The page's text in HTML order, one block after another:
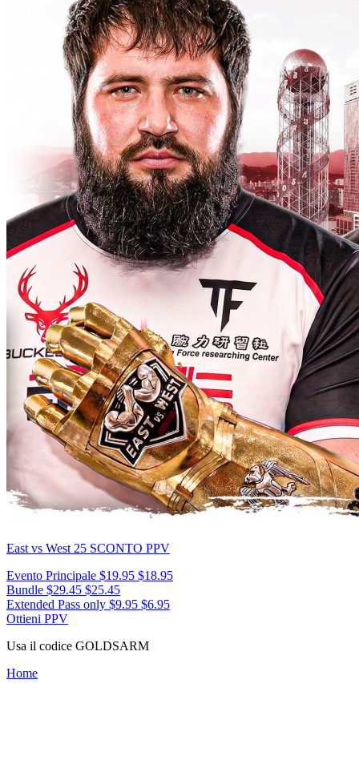
East vs West 25 SCONTO PPV
Evento Principale $19.95 $18.95
Bundle $29.45 $25.45
Extended Pass only $9.95 $6.95
Ottieni PPV
Usa il codice GOLDSARM
Home